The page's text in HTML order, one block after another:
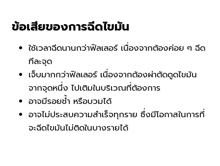
ข้อเสียของการฉีดไขมัน
ใช้เวลาฉีดนานกว่าฟิลเลอร์ เนื่องจากต้องค่อย ๆ ฉีด
ทีละจุด
เจ็บมากกว่าฟิลเลอร์ เนื่องจากต้องผ่าตัดดูดไขมัน
จากจุดหนึ่ง ไปเติมในบริเวณที่ต้องการ
อาจมีรอยช้ำ หรือบวมได้
อาจไม่ประสบความสำเร็จทุกราย ซึ่งมีโอกาสในการที่
จะฉีดไขมันไม่ติดในบางรายได้